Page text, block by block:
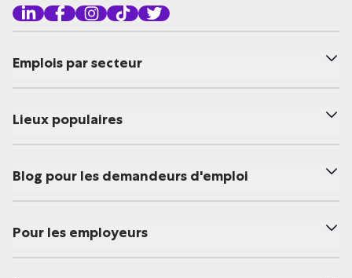
Emplois par secteur
Lieux populaires
Blog pour les demandeurs d'emploi
Pour les employeurs